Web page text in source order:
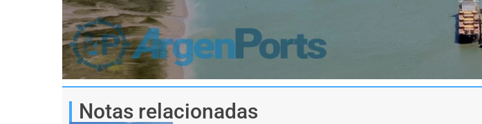
Notas relacionadas